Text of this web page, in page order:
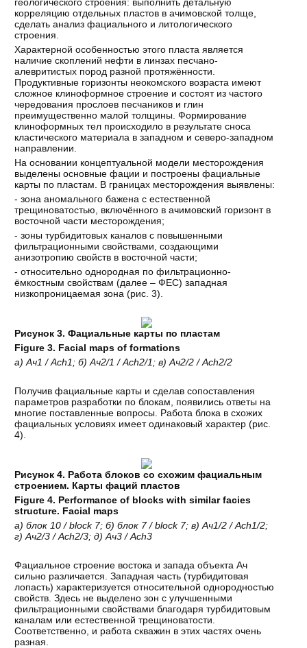
корреляцию отдельных пластов в ачимовской толще,
сделать анализ фациального и литологического
строения.
Характерной особенностью этого пласта является
наличие скоплений нефти в линзах песчано-
алевритистых пород разной протяжённости.
Продуктивные горизонты неокомского возраста имеют
сложное клиноформное строение и состоят из частого
чередования прослоев песчаников и глин
преимущественно малой толщины. Формирование
клиноформных тел происходило в результате сноса
кластического материала в западном и северо-западном
направлении.
На основании концептуальной модели месторождения
выделены основные фации и построены фациальные
карты по пластам. В границах месторождения выявлены:
- зона аномального бажена с естественной
трещиноватостью, включённого в ачимовский горизонт в
восточной части месторождения;
- зоны турбидитовых каналов с повышенными
фильтрационными свойствами, создающими
анизотропию свойств в восточной части;
- относительно однородная по фильтрационно-
ёмкостным свойствам (далее – ФЕС) западная
низкопроницаемая зона (рис. 3).
Рисунок 3. Фациальные карты по пластам
Figure 3. Facial maps of formations
а)Ач1 / Ach1;б)Ач2/1 / Ach2/1;в)Ач2/2 / Ach2/2
Получив фациальные карты и сделав сопоставления
параметров разработки по блокам, появились ответы на
многие поставленные вопросы. Работа блока в схожих
фациальных условиях имеет одинаковый характер (рис.
4).
Рисунок 4. Работа блоков со схожим фациальным
строением. Карты фаций пластов
Figure 4. Performance of blocks with similar facies
structure. Facial maps
а)блок 10 / block 7;б)блок 7 / block 7;в)Ач1/2 / Ach1/2;
г)Ач2/3 / Ach2/3;д)Ач3 / Ach3
Фациальное строение востока и запада объекта Ач
сильно различается. Западная часть (турбидитовая
лопасть) характеризуется относительной однородностью
свойств. Здесь не выделено зон с улучшенными
фильтрационными свойствами благодаря турбидитовым
каналам или естественной трещиноватости.
Соответственно, и работа скважин в этих частях очень
разная.